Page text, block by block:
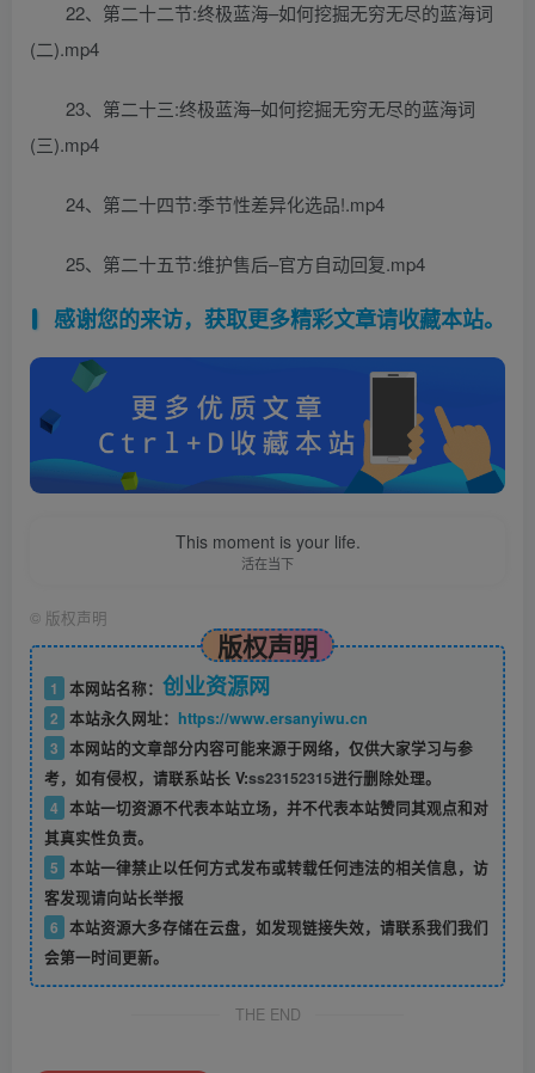
22、第二十二节:终极蓝海–如何挖掘无穷无尽的蓝海词
(二).mp4
23、第二十三:终极蓝海–如何挖掘无穷无尽的蓝海词
(三).mp4
24、第二十四节:季节性差异化选品!.mp4
25、第二十五节:维护售后–官方自动回复.mp4
感谢您的来访，获取更多精彩文章请收藏本站。
This moment is your life.
活在当下
© 版权声明
版权声明
1 本网站名称： 创业资源网
2 本站永久网址： https://www.ersanyiwu.cn
3 本网站的文章部分内容可能来源于网络，仅供大家学习与参
考，如有侵权，请联系站长 V:ss23152315进行删除处理。
4 本站一切资源不代表本站立场，并不代表本站赞同其观点和对
其真实性负责。
5 本站一律禁止以任何方式发布或转载任何违法的相关信息，访
客发现请向站长举报
6 本站资源大多存储在云盘，如发现链接失效，请联系我们我们
会第一时间更新。
THE END